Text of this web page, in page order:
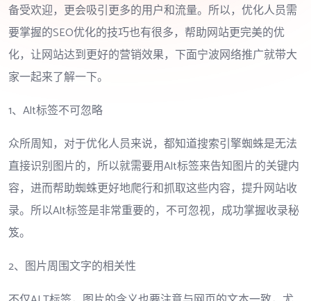
备受欢迎，更会吸引更多的用户和流量。所以，优化人员需
要掌握的SEO优化的技巧也有很多，帮助网站更完美的优
化，让网站达到更好的营销效果，下面宁波网络推广就带大
家一起来了解一下。
1、Alt标签不可忽略
众所周知，对于优化人员来说，都知道搜索引擎蜘蛛是无法
直接识别图片的，所以就需要用Alt标签来告知图片的关键内
容，进而帮助蜘蛛更好地爬行和抓取这些内容，提升网站收
录。所以Alt标签是非常重要的，不可忽视，成功掌握收录秘
笈。
2、图片周围文字的相关性